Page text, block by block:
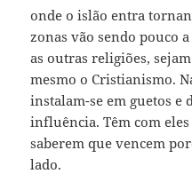
onde o islão entra
zonas vão sendo pouco
as outras religiões,
mesmo o Cristianismo.
instalam-se em guetos e
influência. Têm com
saberem que vencem
lado.